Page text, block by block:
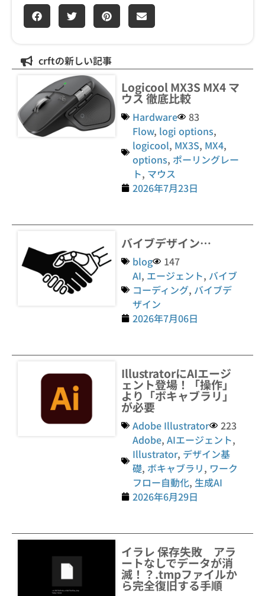
crftの新しい記事
Logicool MX3S MX4 マ
ウス 徹底比較
Hardware
83
Flow, logi options,
logicool, MX3S, MX4,
options, ポーリングレー
ト, マウス
2026年7月23日
バイブデザイン…
blog
147
AI, エージェント, バイブ
コーディング, バイブデ
ザイン
2026年7月06日
IllustratorにAIエージ
ェント登場！「操作」
より「ボキャブラリ」
が必要
Adobe Illustrator
223
Adobe,AIエージェント,
Illustrator, デザイン基
礎, ボキャブラリ, ワーク
フロー自動化, 生成AI
2026年6月29日
イラレ 保存失敗 アラ
ートなしでデータが消
滅！？.tmpファイルか
ら完全復旧する手順